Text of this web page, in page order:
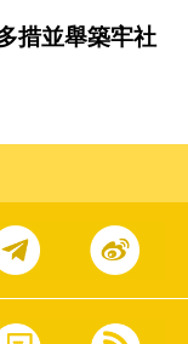
措並舉築牢社